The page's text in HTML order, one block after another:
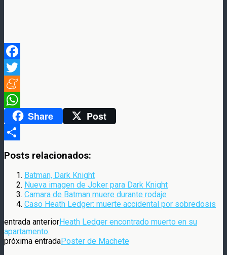
Facebook
Twitter
Meneame
WhatsAppShare Post
Posts relacionados:
Batman, Dark Knight
Nueva imagen de Joker para Dark Knight
Camara de Batman muere durante rodaje
Caso Heath Ledger: muerte accidental por sobredosis
entrada anteriorHeath Ledger encontrado muerto en su
apartamento.
próxima entradaPoster de Machete